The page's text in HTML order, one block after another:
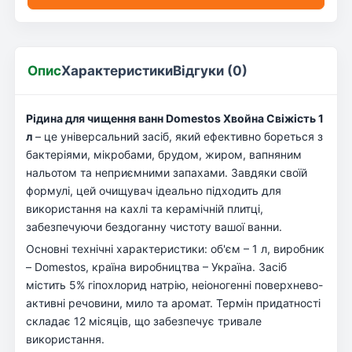
ОписХарактеристикиВідгуки (0)
Рідина для чищення ванн Domestos Хвойна Свіжість 1
л – це універсальний засіб, який ефективно бореться з
бактеріями, мікробами, брудом, жиром, вапняним
нальотом та неприємними запахами. Завдяки своїй
формулі, цей очищувач ідеально підходить для
використання на кахлі та керамічній плитці,
забезпечуючи бездоганну чистоту вашої ванни.
Основні технічні характеристики: об'єм – 1 л, виробник
– Domestos, країна виробництва – Україна. Засіб
містить 5% гіпохлорид натрію, неіоногенні поверхнево-
активні речовини, мило та аромат. Термін придатності
складає 12 місяців, що забезпечує тривале
використання.